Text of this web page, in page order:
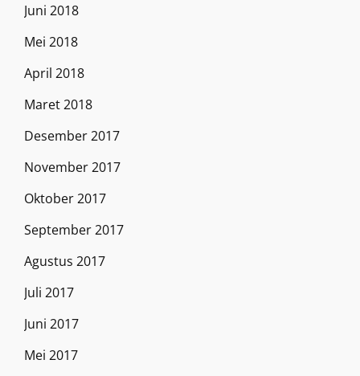
Juni 2018
Mei 2018
April 2018
Maret 2018
Desember 2017
November 2017
Oktober 2017
September 2017
Agustus 2017
Juli 2017
Juni 2017
Mei 2017